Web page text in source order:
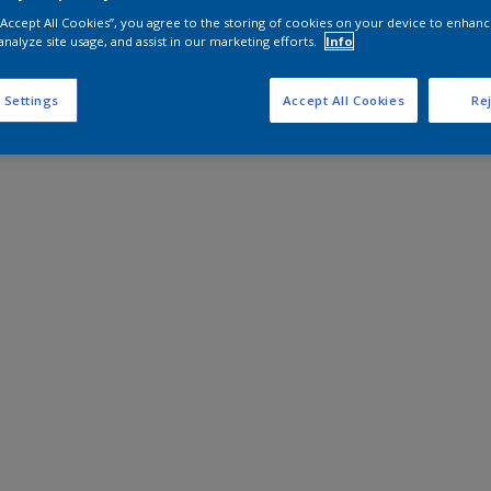
All Cookies”, you agree to the storing of cookies on your device to
site usage, and assist in our marketing efforts.
Info
Settings Accept All Cookies